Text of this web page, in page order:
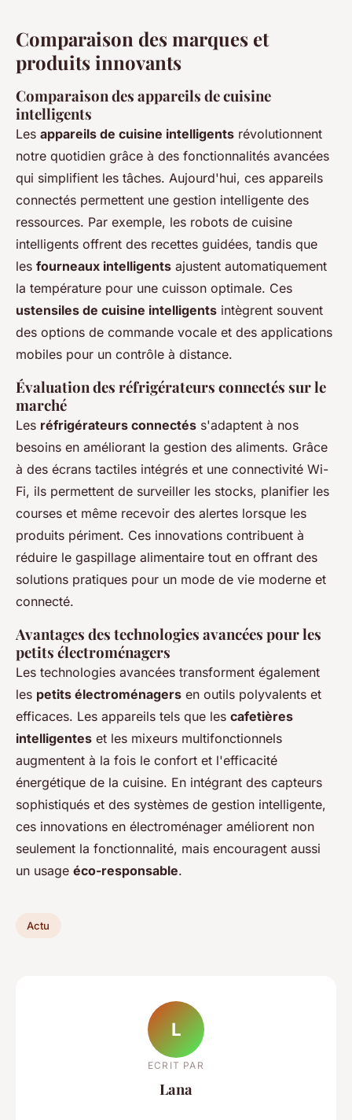
Comparaison des marques et
produits innovants
Comparaison des appareils de cuisine
intelligents
Les appareils de cuisine intelligents révolutionnent
notre quotidien grâce à des fonctionnalités avancées
qui simplifient les tâches. Aujourd'hui, ces appareils
connectés permettent une gestion intelligente des
ressources. Par exemple, les robots de cuisine
intelligents offrent des recettes guidées, tandis que
les fourneaux intelligents ajustent automatiquement
la température pour une cuisson optimale. Ces
ustensiles de cuisine intelligents intègrent souvent
des options de commande vocale et des applications
mobiles pour un contrôle à distance.
Évaluation des réfrigérateurs connectés sur le
marché
Les réfrigérateurs connectés s'adaptent à nos
besoins en améliorant la gestion des aliments. Grâce
à des écrans tactiles intégrés et une connectivité Wi-
Fi, ils permettent de surveiller les stocks, planifier les
courses et même recevoir des alertes lorsque les
produits périment. Ces innovations contribuent à
réduire le gaspillage alimentaire tout en offrant des
solutions pratiques pour un mode de vie moderne et
connecté.
Avantages des technologies avancées pour les
petits électroménagers
Les technologies avancées transforment également
les petits électroménagers en outils polyvalents et
efficaces. Les appareils tels que les cafetières
intelligentes et les mixeurs multifonctionnels
augmentent à la fois le confort et l'efficacité
énergétique de la cuisine. En intégrant des capteurs
sophistiqués et des systèmes de gestion intelligente,
ces innovations en électroménager améliorent non
seulement la fonctionnalité, mais encouragent aussi
un usage éco-responsable.
Actu
L
ECRIT PAR
Lana